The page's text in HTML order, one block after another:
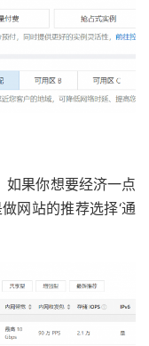
如果你想要经济一点
网站的推荐选择‘通